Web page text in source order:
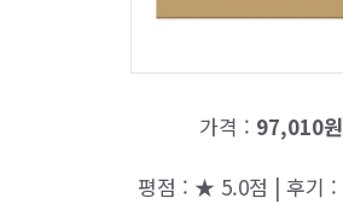
가격 : 97,010원
평점 : ★ 5.0점 | 후기 :